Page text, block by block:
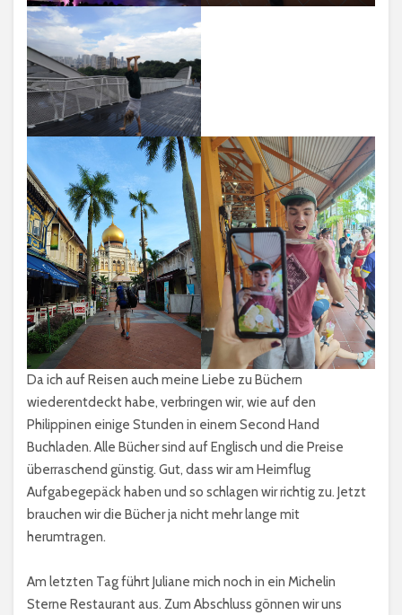
Da ich auf Reisen auch meine Liebe zu Büchern
wiederentdeckt habe, verbringen wir, wie auf den
Philippinen einige Stunden in einem Second Hand
Buchladen. Alle Bücher sind auf Englisch und die Preise
überraschend günstig. Gut, dass wir am Heimflug
Aufgabegepäck haben und so schlagen wir richtig zu. Jetzt
brauchen wir die Bücher ja nicht mehr lange mit
herumtragen.
Am letzten Tag führt Juliane mich noch in ein Michelin
Sterne Restaurant aus. Zum Abschluss gönnen wir uns